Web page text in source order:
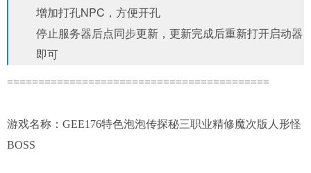
增加打孔NPC，方便开孔
停止服务器后点同步更新，更新完成后重新打开启动器
即可
==========================================
游戏名称：GEE176特色泡泡传探秘三职业精修魔次版人形怪
BOSS